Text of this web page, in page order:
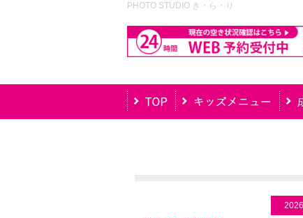
PHOTO STUDIO き・ら・り